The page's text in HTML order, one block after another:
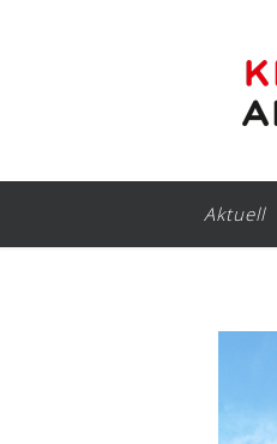
Aktuell